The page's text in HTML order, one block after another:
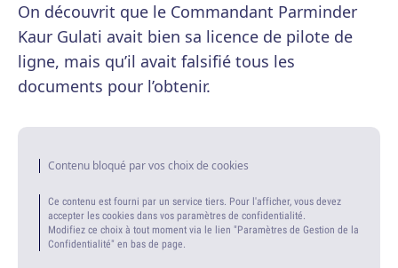
On découvrit que le Commandant Parminder
Kaur Gulati avait bien sa licence de pilote de
ligne, mais qu’il avait falsifié tous les
documents pour l’obtenir.
Contenu bloqué par vos choix de cookies
Ce contenu est fourni par un service tiers. Pour l'afficher, vous devez
accepter les cookies dans vos paramètres de confidentialité.
Modifiez ce choix à tout moment via le lien "Paramètres de Gestion de la
Confidentialité" en bas de page.